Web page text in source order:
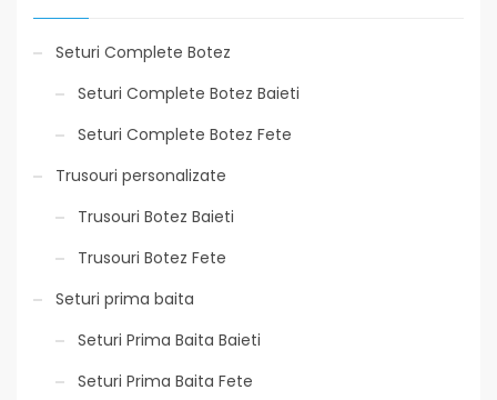
Seturi Complete Botez
Seturi Complete Botez Baieti
Seturi Complete Botez Fete
Trusouri personalizate
Trusouri Botez Baieti
Trusouri Botez Fete
Seturi prima baita
Seturi Prima Baita Baieti
Seturi Prima Baita Fete